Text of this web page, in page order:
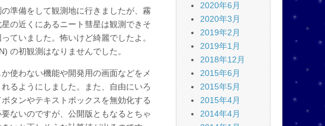
準備をして観測地に行きましたが、霧
の近くにあるニート彗星は観測できそ
ていました。怖いけど綺麗でしたよ。
の初観測はなりませんでした。
使わない機能や開発用の画面などをメ
るようにしました。また、自由にいろ
タンやテキストボックスを無効化する
ないのですが、公開版ともなるとちゃ
2020年6月
2020年3月
2019年2月
2019年1月
2018年12月
2015年6月
2015年5月
2015年4月
2014年4月